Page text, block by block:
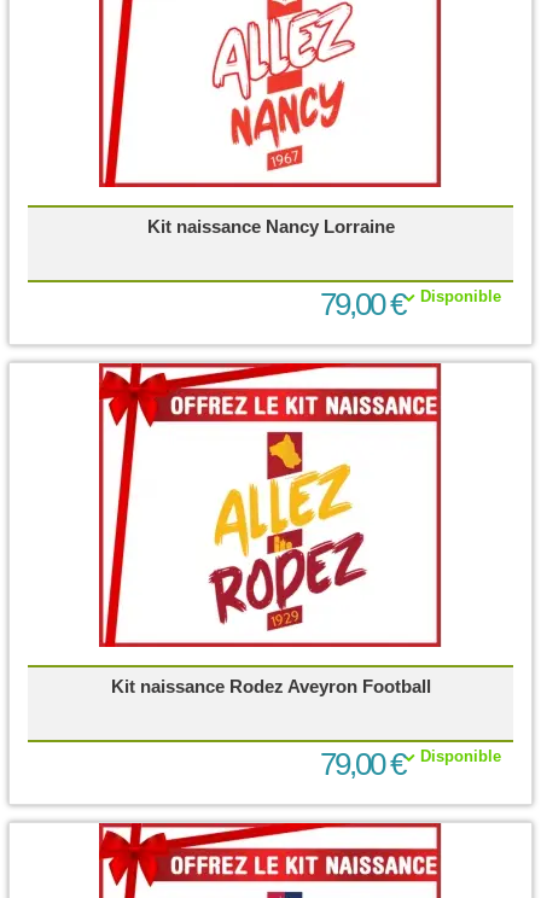
Kit naissance Nancy Lorraine
Disponible
79,00 €
Kit naissance Rodez Aveyron Football
Disponible
79,00 €